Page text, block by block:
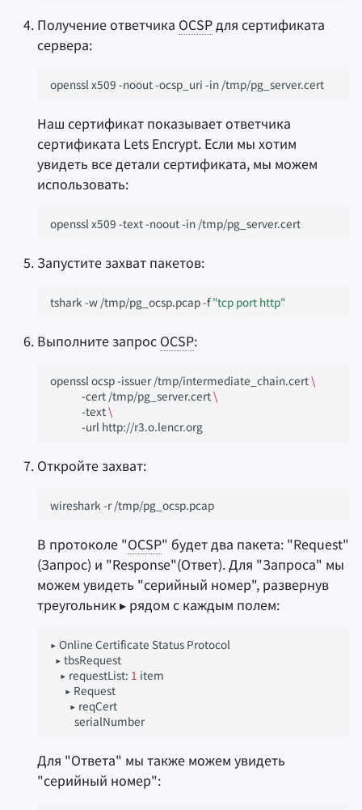
Получение ответчика OCSPдля сертификата
сервера:
openssl x509 -noout-ocsp_uri -in
Наш сертификат показывает ответчика
сертификата Lets Encrypt. Если мы хотим
увидеть все детали сертификата, мы можем
использовать:
openssl x509 -text-noout-in
Запустите захват пакетов:
tshark -w /tmp/pg_ocsp.pcap-f "tcp port http"
Выполните запрос OCSP:
openssl ocsp-issuer /tmp/intermediate_chain.cert\
-cert /tmp/pg_server.cert\
-text\
-url
Откройте захват:
wireshark -r
В протоколе "OCSP" будет два пакета: "Request"
(Запрос) и "Response"(Ответ). Для "Запроса" мы
можем увидеть "серийный номер", развернув
треугольник ▸ рядом с каждым полем:
▸ Online Certificate Status
▸
▸ requestList: 1
▸
▸
Для "Ответа" мы также можем увидеть
"серийный номер":